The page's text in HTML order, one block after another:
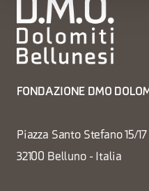
FONDAZIONE DMO
Piazza Santo Stefano 15/17
32100 Belluno - Italia